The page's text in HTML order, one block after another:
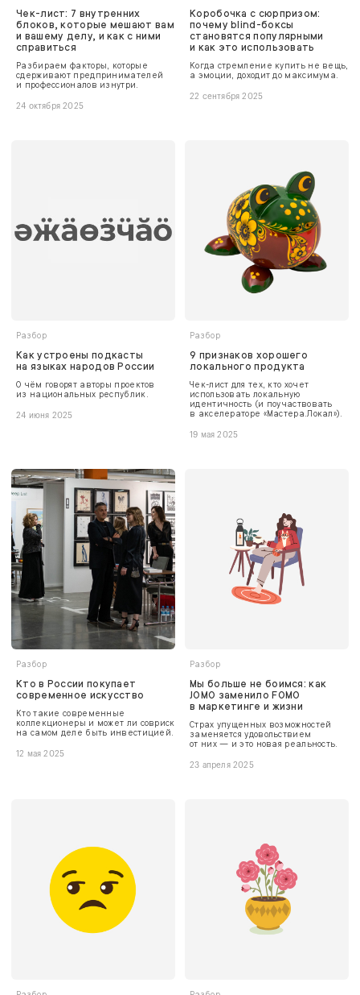
Чек-лист: 7 внутренних
блоков, которые мешают вам
и вашему делу, и как с ними
справиться
Разбираем факторы, которые
сдерживают предпринимателей
и профессионалов изнутри.
24 октября 2025
Коробочка с сюрпризом:
почему blind-боксы
становятся популярными
и как это использовать
Когда стремление купить не вещь,
а эмоции, доходит до максимума.
22 сентября 2025
Разбор
Как устроены подкасты
на языках народов России
О чём говорят авторы проектов
из национальных республик.
24 июня 2025
Разбор
9 признаков хорошего
локального продукта
Чек-лист для тех, кто хочет
использовать локальную
идентичность (и поучаствовать
в акселераторе «Мастера.Локал»).
19 мая 2025
Разбор
Кто в России покупает
современное искусство
Кто такие современные
коллекционеры и может ли совриск
на самом деле быть инвестицией.
12 мая 2025
Разбор
Мы больше не боимся: как
JOMO заменило FOMO
в маркетинге и жизни
Страх упущенных возможностей
заменяется удовольствием
от них — и это новая реальность.
23 апреля 2025